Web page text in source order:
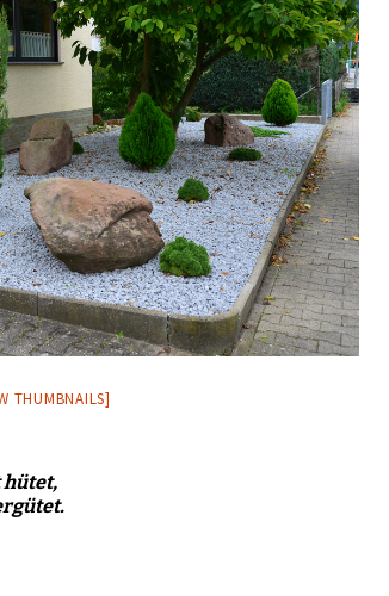
THUMBNAILS]
hütet,